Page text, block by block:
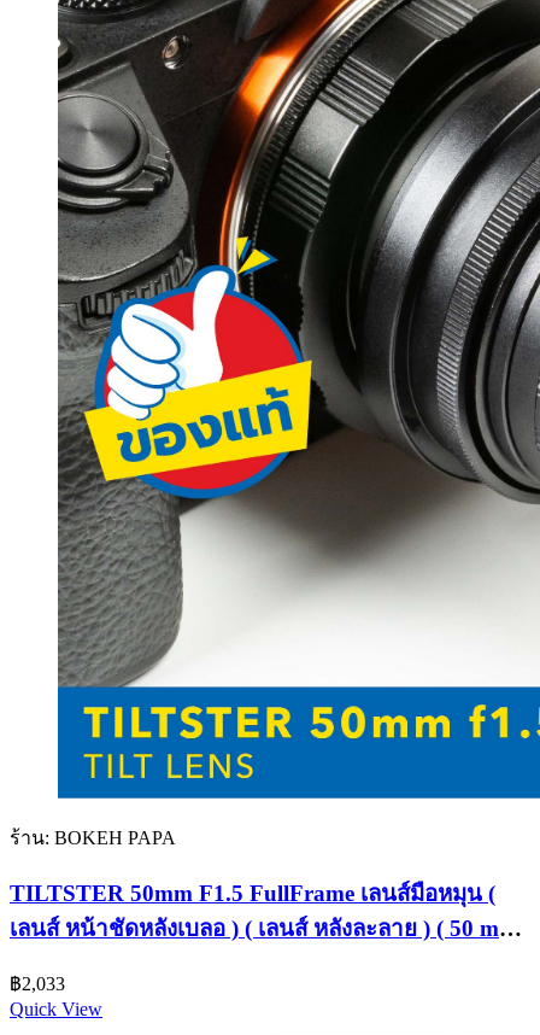
ร้าน: BOKEH PAPA
TILTSTER 50mm F1.5 FullFrame เลนส์มือหมุน (
เลนส์ หน้าชัดหลังเบลอ ) ( เลนส์ หลังละลาย ) ( 50 mm
฿2,033
Quick View